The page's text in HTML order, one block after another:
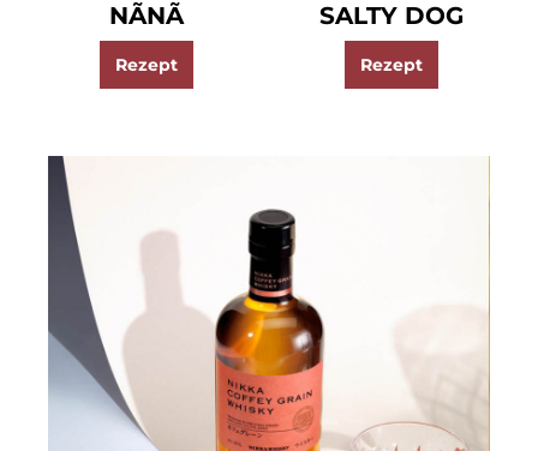
NÃNÃ
Rezept
SALTY DOG
Rezept